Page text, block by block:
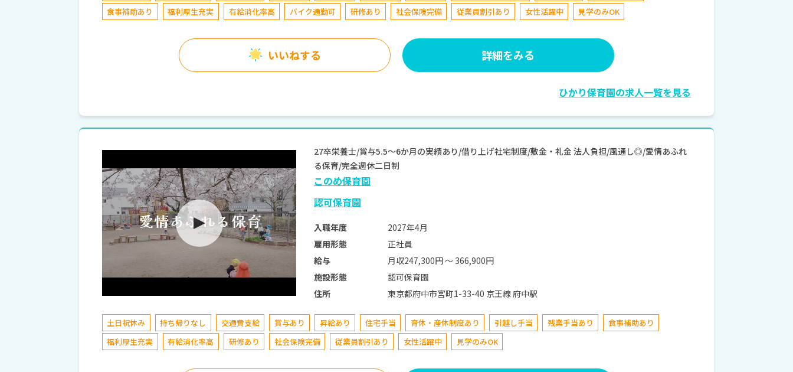
食事補助あり
福利厚生充実 有給消化率高 バイク通勤可 研修あり 社会保険完備 従業員割引あり 女性活躍中 見学のみOK
いいねする 詳細をみる
ひかり保育園の求人一覧を見る
27卒栄養士/賞与5.5～6か月の実績あり/借り上げ社宅制度/敷金・礼金 法人負担/風通し◎/愛情あふれ
る保育/完全週休二日制
このめ保育園
認可保育園
入職年度
2027年4月
雇用形態
正社員
給与
月収247,300円 〜 366,900円
施設形態
認可保育園
住所
東京都府中市宮町1-33-40 京王線 府中駅
土日祝休み 持ち帰りなし 交通費支給 賞与あり 昇給あり 住宅手当 育休・産休制度あり 引越し手当 残業手当あり
食事補助あり
福利厚生充実
有給消化率高 研修あり 社会保険完備 従業員割引あり 女性活躍中 見学のみOK